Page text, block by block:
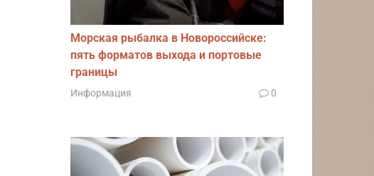
Морская рыбалка в Новороссийске:
пять форматов выхода и портовые
границы
Информация 0